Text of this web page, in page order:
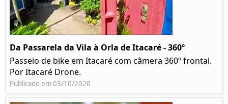
Da Passarela da Vila à Orla de Itacaré - 360º
Passeio de bike em Itacaré com câmera 360º frontal.
Por Itacaré Drone.
Publicado em 03/10/2020